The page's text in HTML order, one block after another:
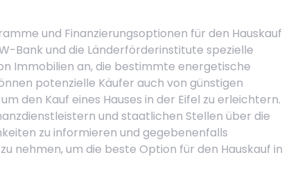
und Finanzierungsoptionen für den Hauskauf
Bank und die Länderförderinstitute spezielle
Immobilien an, die bestimmte energetische
potenzielle Käufer auch von günstigen
den Kauf eines Hauses in der Eifel zu erleichtern.
und staatlichen Stellen über die
zu informieren und gegebenenfalls
nehmen, um die beste Option für den Hauskauf in